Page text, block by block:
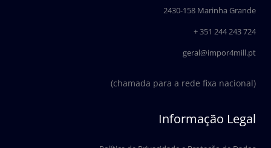
2430-158 Marinha Grande
+ 351 244 243 724
geral@impor4mill.pt
(chamada para a rede fixa nacional)
Informação Legal